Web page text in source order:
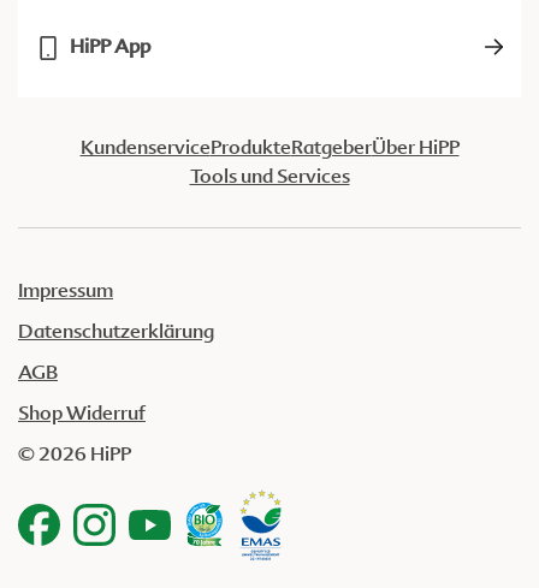
HiPP App
KundenserviceProdukteRatgeberÜber HiPP
Tools und Services
Impressum
Datenschutzerklärung
AGB
Shop Widerruf
© 2026 HiPP